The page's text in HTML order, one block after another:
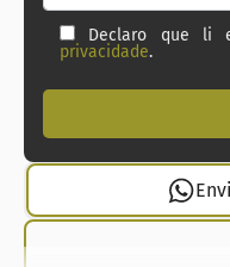
Declaro que li
privacidade.